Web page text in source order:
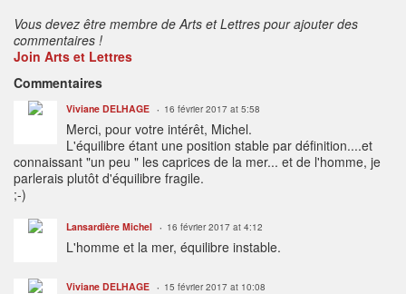
Vous devez être membre de Arts et Lettres pour ajouter des
commentaires !
Join Arts et Lettres
Commentaires
Viviane DELHAGE 16 février 2017 at 5:58
Merci, pour votre intérêt, Michel.
L'équilibre étant une position stable par définition....et
connaissant "un peu " les caprices de la mer... et de l'homme, je
parlerais plutôt d'équilibre fragile.
;-)
Lansardière Michel 16 février 2017 at 4:12
L'homme et la mer, équilibre instable.
Viviane DELHAGE 15 février 2017 at 10:08